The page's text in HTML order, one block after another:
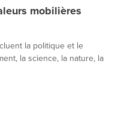
mobilières
la politique et le
la science, la nature, la